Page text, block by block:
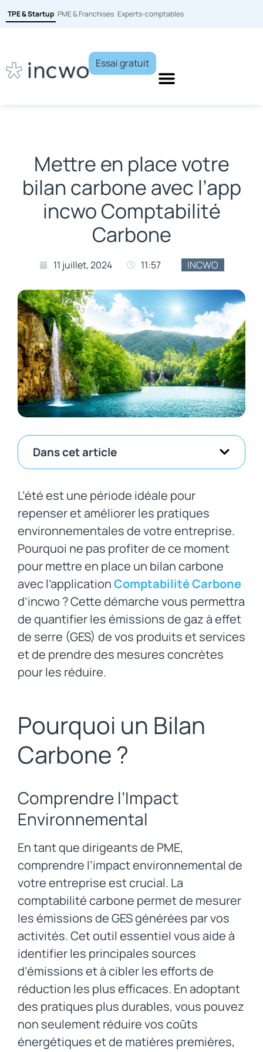
TPE & Startup PME & Franchises Experts-comptables
Essai gratuit
Mettre en place votre
bilan carbone avec l’app
incwo Comptabilité
Carbone
11 juillet, 2024 11:57 INCWO
Dans cet article
L’été est une période idéale pour
repenser et améliorer les pratiques
environnementales de votre entreprise.
Pourquoi ne pas profiter de ce moment
pour mettre en place un bilan carbone
avec l’applicationComptabilité Carbone
d’incwo ? Cette démarche vous permettra
de quantifier les émissions de gaz à effet
de serre (GES) de vos produits et services
et de prendre des mesures concrètes
pour les réduire.
Pourquoi un Bilan
Carbone ?
Comprendre l’Impact
Environnemental
En tant que dirigeants de PME,
comprendre l’impact environnemental de
votre entreprise est crucial. La
comptabilité carbone permet de mesurer
les émissions de GES générées par vos
activités. Cet outil essentiel vous aide à
identifier les principales sources
d’émissions et à cibler les efforts de
réduction les plus efficaces. En adoptant
des pratiques plus durables, vous pouvez
non seulement réduire vos coûts
énergétiques et de matières premières,